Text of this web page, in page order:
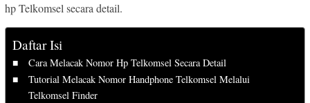
hp Telkomsel secara detail.
Daftar Isi
Cara Melacak Nomor Hp Telkomsel Secara Detail
Tutorial Melacak Nomor Handphone Telkomsel Melalui
Telkomsel Finder